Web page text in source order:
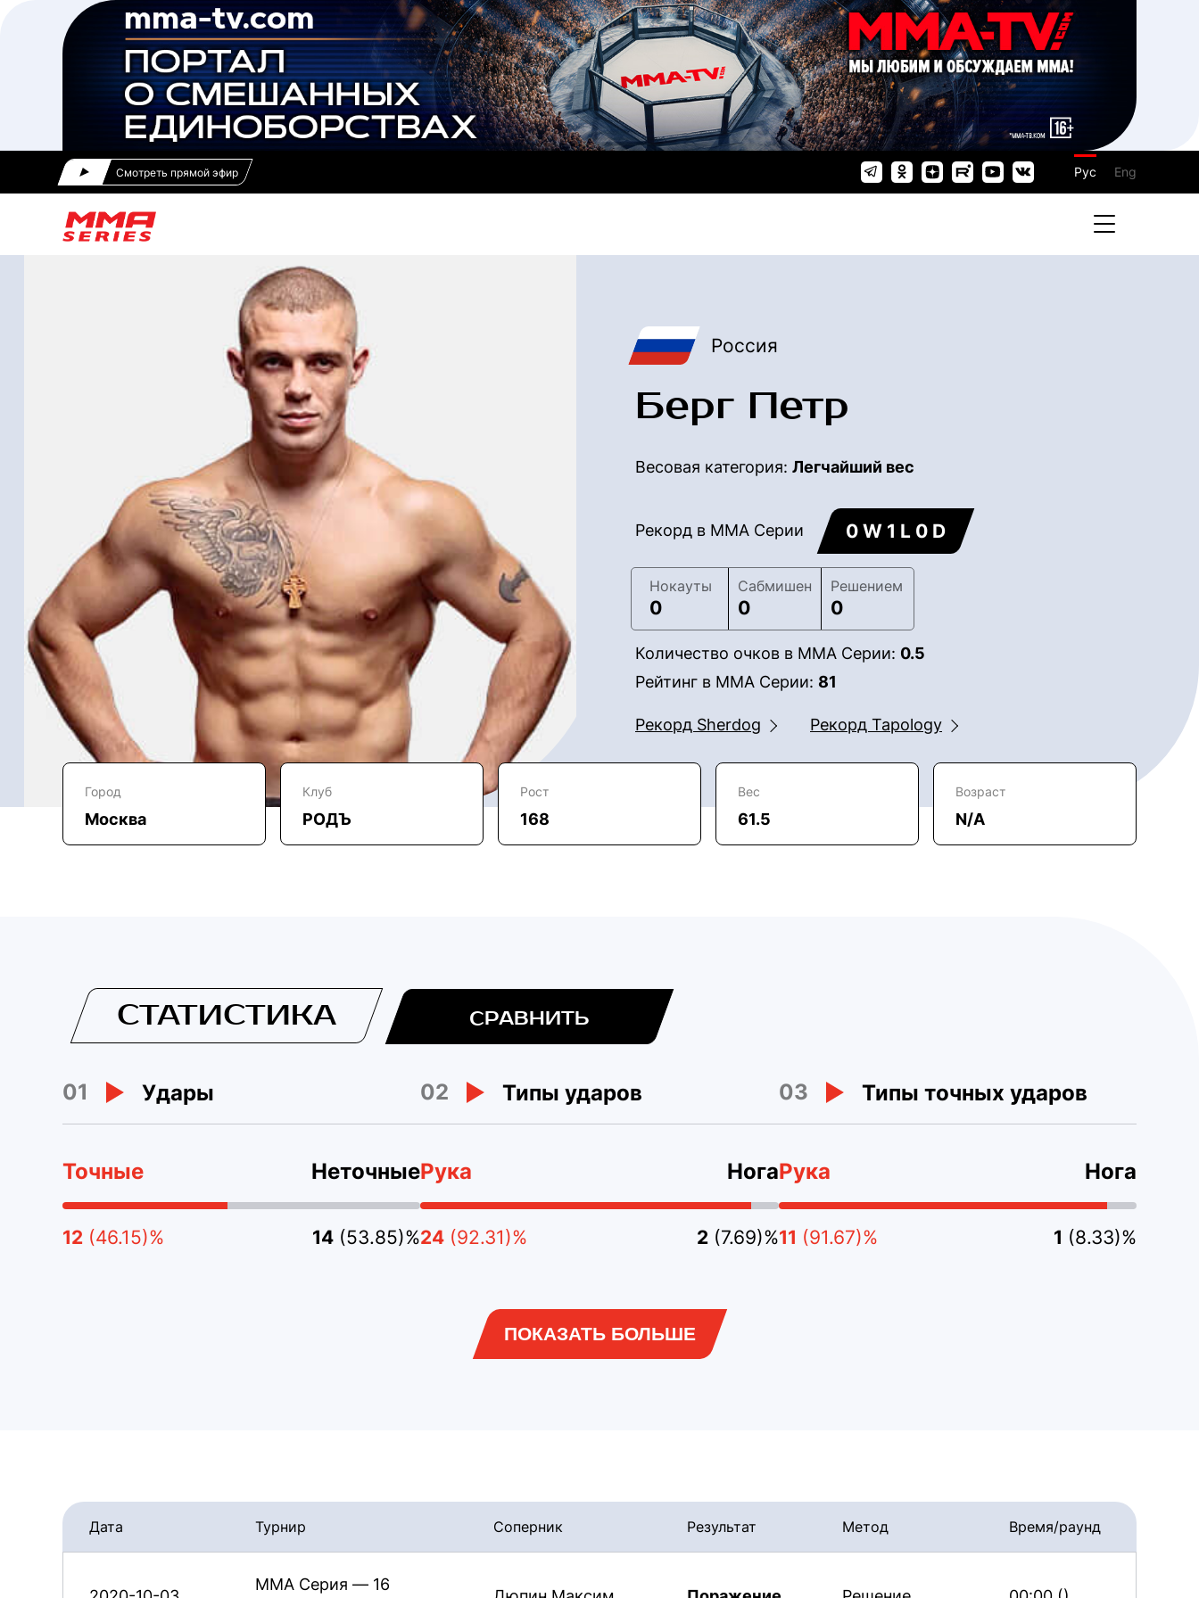
Смотреть прямой эфир Рус Eng
Россия
Берг Петр
Весовая категория: Легчайший вес
Рекорд в ММА Серии 0 W 1 L 0 D
Нокауты
0
Сабмишен
0
Решением
0
Количество очков в ММА Серии: 0.5
Рейтинг в ММА Серии: 81
Рекорд Sherdog Рекорд Tapology
Город
Москва
Клуб
РОДЪ
Рост
168
Вес
61.5
Возраст
N/A
СТАТИСТИКА СРАВНИТЬ
01 Удары
Точные Неточные
12 (46.15)% 14 (53.85)%
02 Типы ударов
Рука Нога
24 (92.31)% 2 (7.69)%
03 Типы точных ударов
Рука Нога
11 (91.67)% 1 (8.33)%
ПОКАЗАТЬ БОЛЬШЕ
Дата Турнир Соперник Результат Метод Время/раунд
ММА Серия — 16